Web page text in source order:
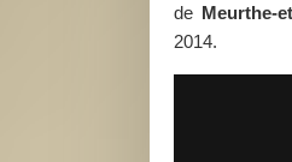
de Meurthe-
2014.